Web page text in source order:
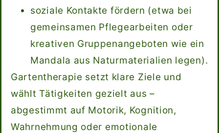
soziale Kontakte fördern (etwa bei
gemeinsamen Pflegearbeiten oder
kreativen Gruppenangeboten wie ein
Mandala aus Naturmaterialien legen).
Gartentherapie setzt klare Ziele und
wählt Tätigkeiten gezielt aus –
abgestimmt auf Motorik, Kognition,
Wahrnehmung oder emotionale